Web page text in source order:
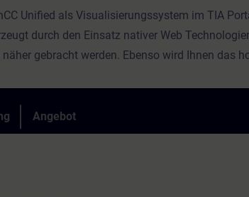
Unified als Visualisierungssystem im TIA
durch den Einsatz nativer Web
näher gebracht werden. Ebenso wird Ihnen das
persönlichen Eindruck über die
Angebot